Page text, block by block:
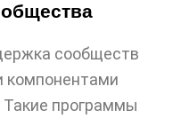
сообществ
программы